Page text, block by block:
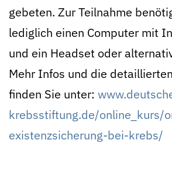
gebeten. Zur Teilnahme
lediglich einen Computer mit
und ein Headset oder
Mehr Infos und die
finden Sie unter:
krebsstiftung.de/online_kurs/
existenzsicherung-bei-krebs/